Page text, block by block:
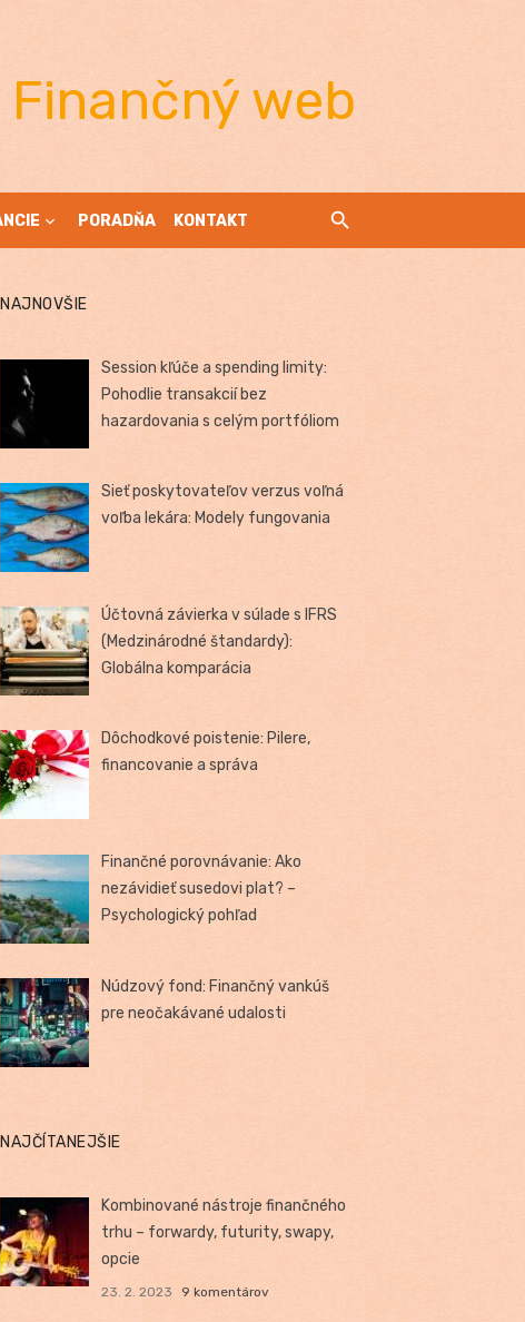
Finančný web
PORADŇA KONTAKT
NAJNOVŠIE
Session kľúče a spending limity:
Pohodlie transakcií bez
hazardovania s celým portfóliom
Sieť poskytovateľov verzus voľná
voľba lekára: Modely fungovania
Účtovná závierka v súlade s IFRS
(Medzinárodné štandardy):
Globálna komparácia
Dôchodkové poistenie: Pilere,
financovanie a správa
Finančné porovnávanie: Ako
nezávidieť susedovi plat? –
Psychologický pohľad
Núdzový fond: Finančný vankúš
pre neočakávané udalosti
NAJČÍTANEJŠIE
Kombinované nástroje finančného
trhu – forwardy, futurity, swapy,
opcie
23. 2. 2023 9 komentárov